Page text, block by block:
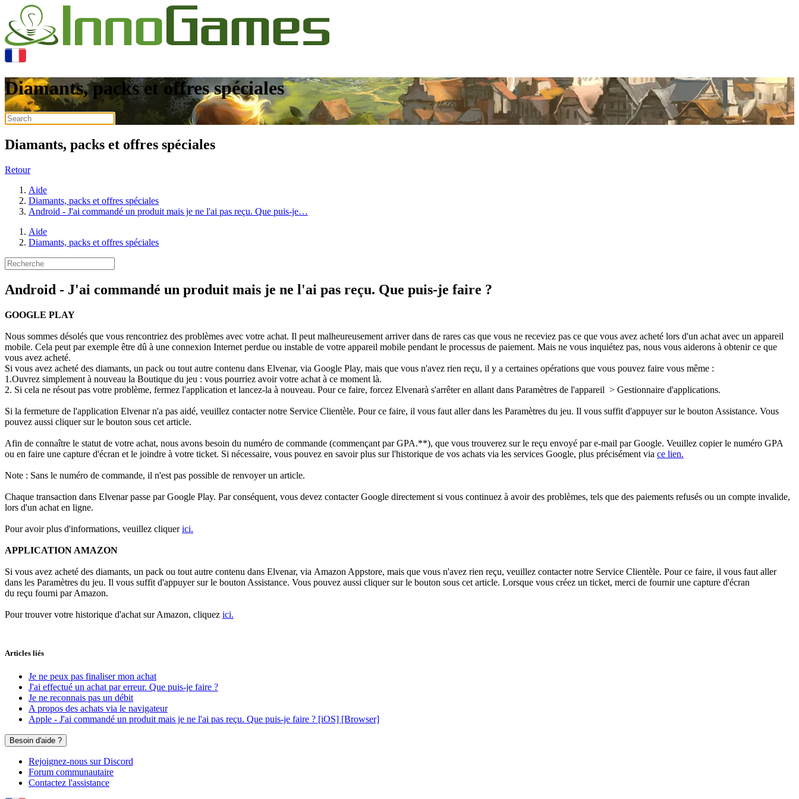
Diamants, packs et offres spéciales
Diamants, packs et offres spéciales
Retour
Aide
Diamants, packs et offres spéciales
Android - J'ai commandé un produit mais je ne l'ai pas reçu. Que puis-je…
Aide
Diamants, packs et offres spéciales
Android - J'ai commandé un produit mais je ne l'ai pas reçu. Que puis-je faire ?
GOOGLE PLAY
Nous sommes désolés que vous rencontriez des problèmes avec votre achat. Il peut malheureusement arriver dans de rares cas que vous ne receviez pas ce que vous avez acheté lors d'un achat avec un appareil
mobile. Cela peut par exemple être dû à une connexion Internet perdue ou instable de votre appareil mobile pendant le processus de paiement. Mais ne vous inquiétez pas, nous vous aiderons à obtenir ce que
vous avez acheté.
Si vous avez acheté des diamants, un pack ou tout autre contenu dans Elvenar, via Google Play, mais que vous n'avez rien reçu, il y a certaines opérations que vous pouvez faire vous même :
1.Ouvrez simplement à nouveau la Boutique du jeu : vous pourriez avoir votre achat à ce moment là.
2. Si cela ne résout pas votre problème, fermez l'application et lancez-la à nouveau. Pour ce faire, forcez Elvenarà s'arrêter en allant dans Paramètres de l'appareil > Gestionnaire d'applications.
Si la fermeture de l'application Elvenar n'a pas aidé, veuillez contacter notre Service Clientèle. Pour ce faire, il vous faut aller dans les Paramètres du jeu. Il vous suffit d'appuyer sur le bouton Assistance. Vous
pouvez aussi cliquer sur le bouton sous cet article.
Afin de connaître le statut de votre achat, nous avons besoin du numéro de commande (commençant par GPA.**), que vous trouverez sur le reçu envoyé par e-mail par Google. Veuillez copier le numéro GPA
ou en faire une capture d'écran et le joindre à votre ticket. Si nécessaire, vous pouvez en savoir plus sur l'historique de vos achats via les services Google, plus précisément via ce lien.
Note : Sans le numéro de commande, il n'est pas possible de renvoyer un article.
Chaque transaction dans Elvenar passe par Google Play. Par conséquent, vous devez contacter Google directement si vous continuez à avoir des problèmes, tels que des paiements refusés ou un compte invalide,
lors d'un achat en ligne.
Pour avoir plus d'informations, veuillez cliquerici.
APPLICATION AMAZON
Si vous avez acheté des diamants, un pack ou tout autre contenu dans Elvenar, via Amazon Appstore, mais que vous n'avez rien reçu, veuillez contacter notre Service Clientèle. Pour ce faire, il vous faut aller
dans les Paramètres du jeu. Il vous suffit d'appuyer sur le bouton Assistance. Vous pouvez aussi cliquer sur le bouton sous cet article. Lorsque vous créez un ticket, merci de fournir une capture d'écran
du reçu fourni par Amazon.
Pour trouver votre historique d'achat sur Amazon, cliquez ici.
Articles liés
Je ne peux pas finaliser mon achat
J'ai effectué un achat par erreur. Que puis-je faire ?
Je ne reconnais pas un débit
A propos des achats via le navigateur
Apple - J'ai commandé un produit mais je ne l'ai pas reçu. Que puis-je faire ? [iOS] [Browser]
Besoin d'aide ?
Rejoignez-nous sur Discord
Forum communautaire
Contactez l'assistance